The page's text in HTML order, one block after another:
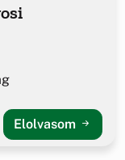
Elolvasom